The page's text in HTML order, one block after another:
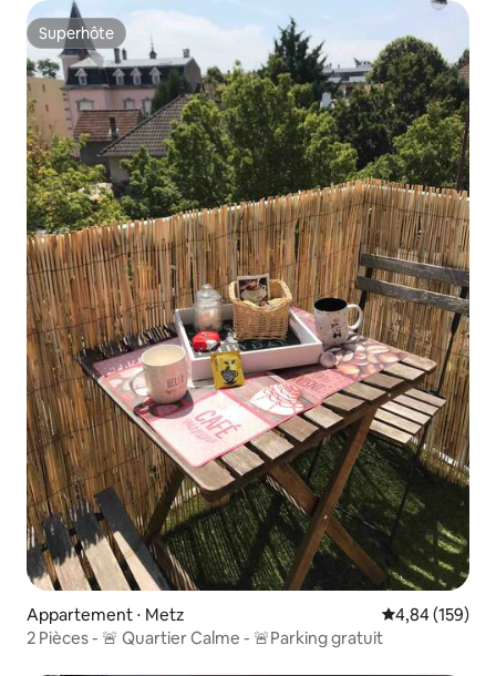
Superhôte
Superhôte
Appartement ⋅ Metz Évaluation
4,84 (159)
2 Pièces - 🚨 Quartier Calme - 🚨Parking gratuit